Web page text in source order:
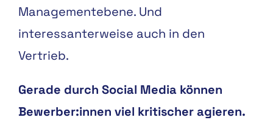
Managementebene. Und
interessanterweise auch in den
Vertrieb.
Gerade durch Social Media können
Bewerber:innen viel kritischer agieren.